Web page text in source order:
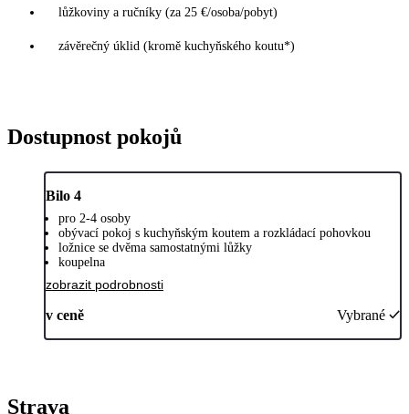
lůžkoviny a ručníky (za 25 €/osoba/pobyt)
závěrečný úklid (kromě kuchyňského koutu*)
Dostupnost pokojů
Bilo 4
pro 2-4 osoby
obývací pokoj s kuchyňským koutem a rozkládací pohovkou
ložnice se dvěma samostatnými lůžky
koupelna
zobrazit podrobnosti
v ceně Vybrané
Strava